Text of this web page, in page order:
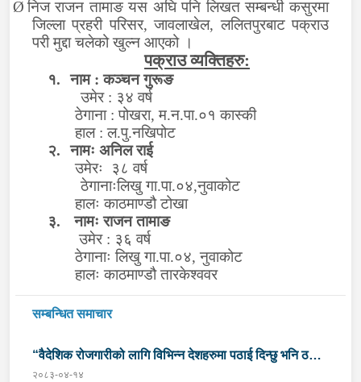
Ø निज राजन तामाङ यस अघि पनि लिखत सम्बन्धी कसुरमा
जिल्ला प्रहरी परिसर, जावलाखेल, ललितपुरबाट पक्राउ
परी मुद्दा चलेको खुल्न आएको ।
पक्राउ व्यक्तिहरु:
१. नाम : कञ्चनगुरूङ
उमेर : ३४ वर्ष
ठेगाना : पोखरा, म.न.पा.०१ कास्की
हाल : ल.पु.नखिपोट
२.
नामः अनिल राई
उमेरः ३८ वर्ष
ठेगानाःलिखु गा.पा.०४,नुवाकोट
हालः काठमाण्डौ टोखा
३.
नामः राजन तामाङ
उमेर : ३६ वर्ष
ठेगानाः लिखु गा.पा.०४, नुवाकोट
हालःकाठमाण्डौ तारकेश्ववर
सम्बन्धित समाचार
“वैदेशिक रोजगारीको लागि विभिन्न देशहरुमा पठाई दिन्छु भनि ठगी
गर्ने व्यक्तिहरु पक्राउ"
२०८३-०४-१४